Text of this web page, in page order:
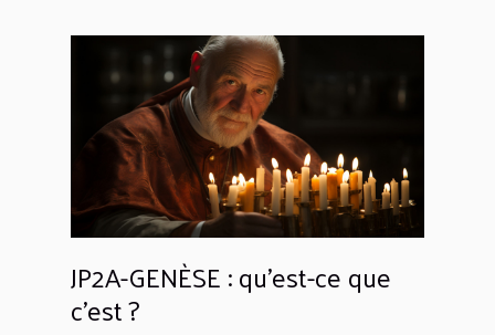
JP2A-GENÈSE : qu’est-ce que
c’est ?